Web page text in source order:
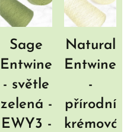
Sage
Entwine
- světle
zelená -
EWY3 -
Natural
Entwine
-
přírodní
krémová